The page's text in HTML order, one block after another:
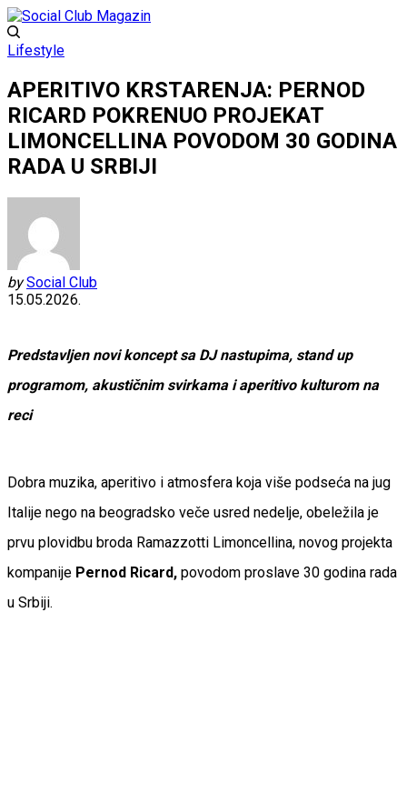
Lifestyle
APERITIVO KRSTARENJA: PERNOD
RICARD POKRENUO PROJEKAT
LIMONCELLINA POVODOM 30 GODINA
RADA U SRBIJI
by Social Club
15.05.2026.
Predstavljen novi koncept sa DJ nastupima, stand up
programom, akustičnim svirkama i aperitivo kulturom na
reci
Dobra muzika, aperitivo i atmosfera koja više podseća na jug
Italije nego na beogradsko veče usred nedelje, obeležila je
prvu plovidbu broda Ramazzotti Limoncellina, novog projekta
kompanije Pernod Ricard, povodom proslave 30 godina rada
u Srbiji.